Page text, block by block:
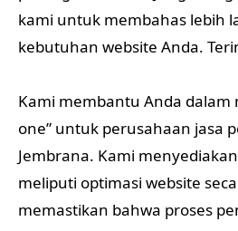
kami untuk membahas lebih
kebutuhan website Anda.
Kami membantu Anda dalam
one” untuk perusahaan jasa
Jembrana. Kami
meliputi optimasi website
memastikan bahwa proses